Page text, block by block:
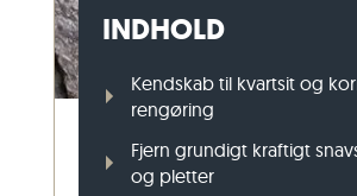
Græsplænekant i gnejs
INDHOLD
Kendskab til kvartsit og
rengøring
Fjern grundigt kraftigt
og pletter